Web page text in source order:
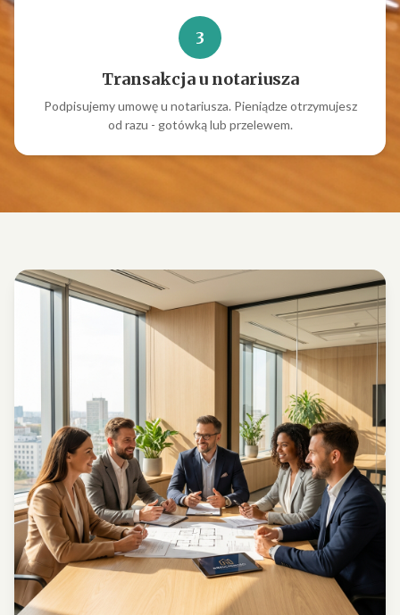
3
Transakcja u notariusza
Podpisujemy umowę u notariusza. Pieniądze otrzymujesz
od razu - gotówką lub przelewem.